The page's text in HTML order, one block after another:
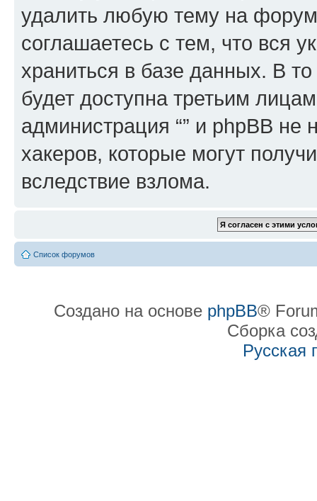
удалить любую тему на
соглашаетесь с тем, что вся
храниться в базе данных. В
будет доступна третьим
администрация “” и phpBB не
хакеров, которые могут
вследствие взлома.
Список форумов
Создано на основе phpBB®
Сборка
Русская